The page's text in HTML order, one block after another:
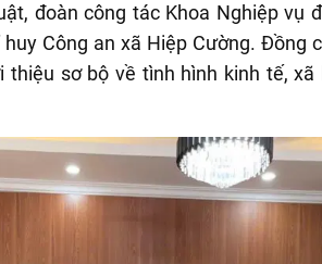
đoàn công tác Khoa Nghiệp vụ
huy Công an xã Hiệp Cường. Đồng
thiệu sơ bộ về tình hình kinh tế,